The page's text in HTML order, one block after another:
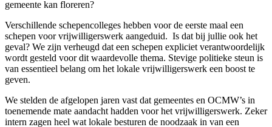
gemeente kan floreren?
Verschillende schepencolleges hebben voor de eerste maal een
schepen voor vrijwilligerswerk aangeduid. Is dat bij jullie ook het
geval? We zijn verheugd dat een schepen expliciet verantwoordelijk
wordt gesteld voor dit waardevolle thema. Stevige politieke steun is
van essentieel belang om het lokale vrijwilligerswerk een boost te
geven.
We stelden de afgelopen jaren vast dat gemeentes en OCMW’s in
toenemende mate aandacht hadden voor het vrijwilligerswerk. Zeker
intern zagen heel wat lokale besturen de noodzaak in van een